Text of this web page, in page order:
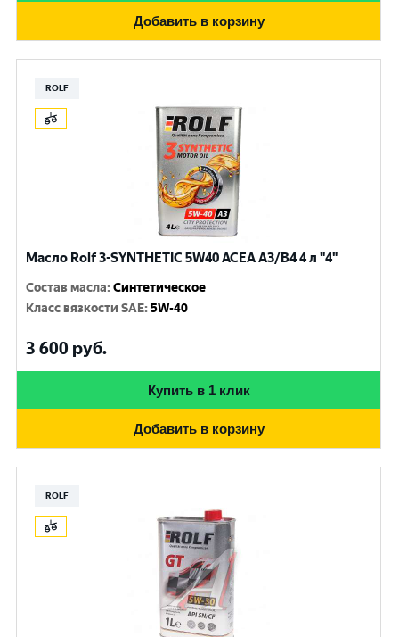
Добавить в корзину
ROLF
Масло Rolf 3-SYNTHETIC 5W40 ACEA A3/B4 4 л "4"
Состав масла:Синтетическое
Класс вязкости SAE:5W-40
3 600 руб.
Купить в 1 клик
Добавить в корзину
ROLF